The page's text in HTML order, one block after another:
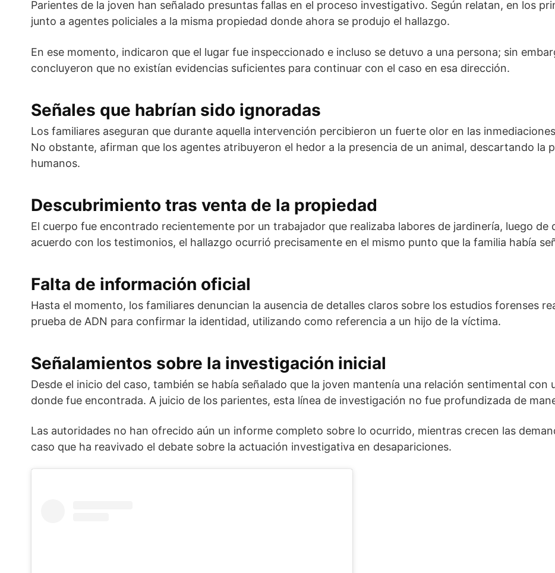
Parientes de la joven han señalado presuntas fallas en el proceso investigativo. Según relatan, en los
junto a agentes policiales a la misma propiedad donde ahora se produjo el hallazgo.
En ese momento, indicaron que el lugar fue inspeccionado e incluso se detuvo a una persona; sin
concluyeron que no existían evidencias suficientes para continuar con el caso en esa dirección.
Señales que habrían sido ignoradas
Los familiares aseguran que durante aquella intervención percibieron un fuerte olor en las
No obstante, afirman que los agentes atribuyeron el hedor a la presencia de un animal, descartando la
humanos.
Descubrimiento tras venta de la propiedad
El cuerpo fue encontrado recientemente por un trabajador que realizaba labores de jardinería, luego de
acuerdo con los testimonios, el hallazgo ocurrió precisamente en el mismo punto que la familia había
Falta de información oficial
Hasta el momento, los familiares denuncian la ausencia de detalles claros sobre los estudios forenses
prueba de ADN para confirmar la identidad, utilizando como referencia a un hijo de la víctima.
Señalamientos sobre la investigación inicial
Desde el inicio del caso, también se había señalado que la joven mantenía una relación sentimental con
donde fue encontrada. A juicio de los parientes, esta línea de investigación no fue profundizada de
Las autoridades no han ofrecido aún un informe completo sobre lo ocurrido, mientras crecen las
caso que ha reavivado el debate sobre la actuación investigativa en desapariciones.